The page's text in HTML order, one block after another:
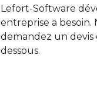
Lefort-Software
entreprise a besoin.
demandez un
dessous.